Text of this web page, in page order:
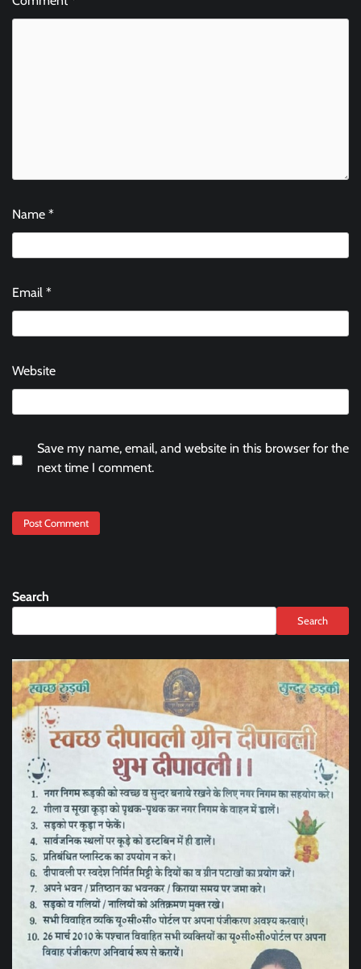
Name *
Email *
Website
Save my name, email, and website in this browser for the
next time I comment.
Search
Search